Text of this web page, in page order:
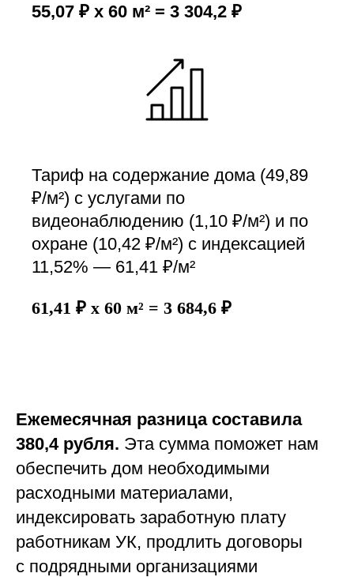
55,07 ₽ x 60 м² = 3 304,2 ₽
Тариф на содержание дома (49,89
₽/м²) с услугами по
видеонаблюдению (1,10 ₽/м²) и по
охране (10,42 ₽/м²) с индексацией
11,52% — 61,41 ₽/м²
61,41 ₽ x 60 м² = 3 684,6 ₽
Ежемесячная разница составила
380,4 рубля. Эта сумма поможет нам
обеспечить дом необходимыми
расходными материалами,
индексировать заработную плату
работникам УК, продлить договоры
с подрядными организациями